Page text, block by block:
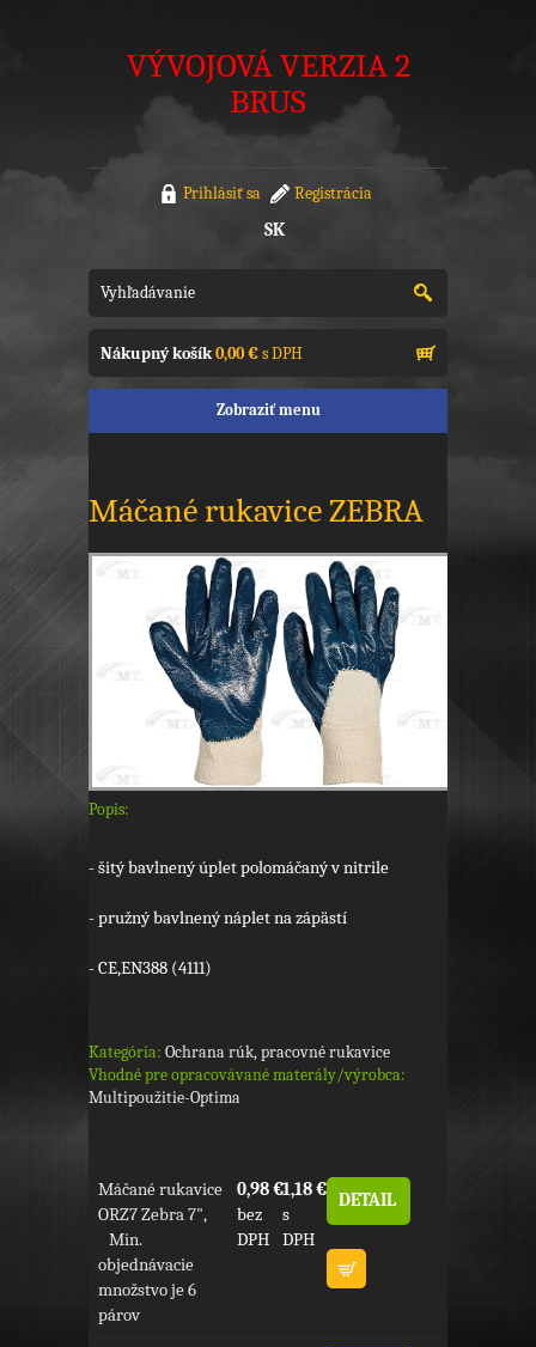
VÝVOJOVÁ VERZIA 2
BRUS
Prihlásiť sa Registrácia
SK
Nákupný košík0,00 €s DPH
Zobraziť menu
Máčané rukavice ZEBRA
Popis:
- šitý bavlnený úplet polomáčaný v nitrile
- pružný bavlnený náplet na zápästí
- CE,EN388 (4111)
Kategória: Ochrana rúk, pracovné rukavice
Vhodné pre opracovávané materály/výrobca:
Multipoužitie-Optima
Máčané rukavice
ORZ7 Zebra 7",
Min.
objednávacie
množstvo je 6
párov
0,98 €
bez
DPH
1,18 €
s
DPH
DETAIL